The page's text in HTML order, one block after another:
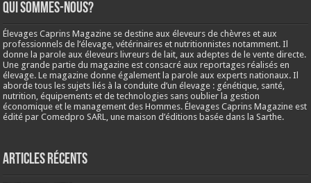
Qui sommes-nous?
Élevages Caprins Magazine se destine aux éleveurs de chèvres et aux
professionnels de l’élevage, vétérinaires et nutritionnistes notamment. Il
donne la parole aux éleveurs livreurs de lait, aux adeptes de le vente directe.
Une grande partie du magazine est consacré aux reportages réalisés en
élevage. Le magazine donne également la parole aux experts nationaux. Il
aborde tous les sujets liés à la conduite d’un élevage : génétique, santé,
nutrition, équipements et de technologies sans oublier la gestion
économique et le management des Hommes. Élevages Caprins Magazine est
édité par Comedpro SARL, une maison d’éditions basée dans la Sarthe.
Articles récents